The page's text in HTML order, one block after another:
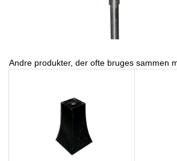
Andre produkter, der ofte bruges sammen